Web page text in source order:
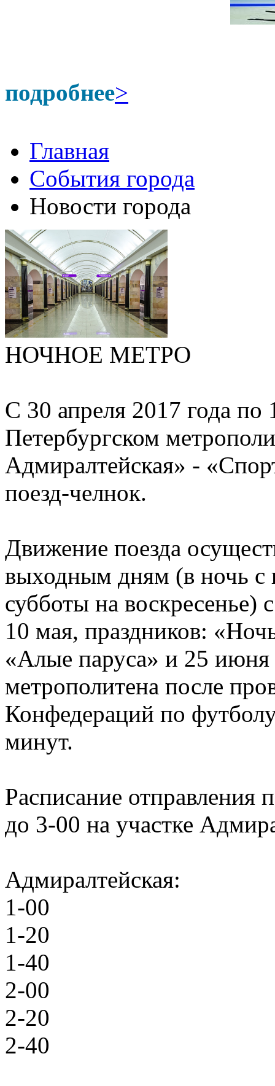
подробнее>
Главная
События города
Новости города
НОЧНОЕ МЕТРО
С 30 апреля 2017 года по
Петербургском
Адмиралтейская» -
поезд-челнок.
Движение поезда
выходным дням (в ночь с
субботы на
10 мая, праздников:
«Алые паруса» и 25
метрополитена после
Конфедераций по
минут.
Расписание отправления
до 3-00 на участке
Адмиралтейская:
1-00
1-20
1-40
2-00
2-20
2-40